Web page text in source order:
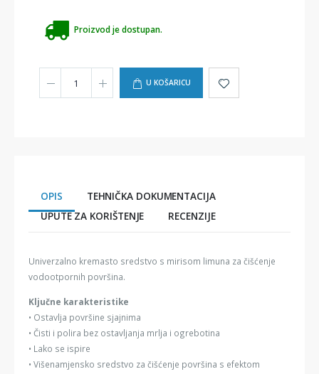
Proizvod je dostupan.
U KOŠARICU
OPIS
TEHNIČKA DOKUMENTACIJA
UPUTE ZA KORIŠTENJE
RECENZIJE
Univerzalno kremasto sredstvo s mirisom limuna za čišćenje
vodootpornih površina.
Ključne karakteristike
• Ostavlja površine sjajnima
• Čisti i polira bez ostavljanja mrlja i ogrebotina
• Lako se ispire
• Višenamjensko sredstvo za čišćenje površina s efektom